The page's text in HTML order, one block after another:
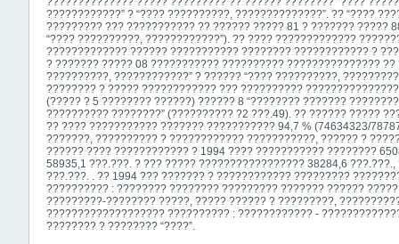
????????????” ? “???? ??????????, ??????????????”. ?? “????
????????? ??? ??????????? ?? ?????? ????? 81 ? ??????? ?????
“???? ??????????, ????????????”). ?? ???? ?????????????
????????????? ?????? ??????????? ???????? ???????????? ?
? ??????? ????? 08 ??????????? ?????????? ??????????????? ??
??????????, ????????????” ? ?????? “???? ??????????,
???????? ? ????? ???????????? ??? ??????????
(????? ? 5 ???????? ??????) ?????? 8 “???????? ???????
?????????? ????????” (?????????? ?2 ???.49). ?? ?????? ?????
?? ???? ??????????? ??????? ??????????? 94,7 % (74634323/
???????, ?????????? ? ???????????? ???????????, ?????? ?
?????? ???? ???????????? ? 1994 ???? ??????????? ????????
58935,1 ???.???. ? ??? ????? ????????????????? 38284,6
???.???. . ?? 1994 ??? ??????? ? ???????????? ?????????
?????????? : ???????? ???????? ????????? ??????? ??????
?????????-???????? ?????, ????? ?????? ? ?????????,
??????????????????? ?????????? : ???????????? -
???????? ? ???????? “????”.